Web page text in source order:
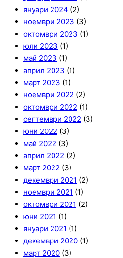
януари 2024 (2)
ноември 2023 (3)
октомври 2023 (1)
юли 2023 (1)
май 2023 (1)
април 2023 (1)
март 2023 (1)
ноември 2022 (2)
октомври 2022 (1)
септември 2022 (3)
юни 2022 (3)
май 2022 (3)
април 2022 (2)
март 2022 (3)
декември 2021 (2)
ноември 2021 (1)
октомври 2021 (2)
юни 2021 (1)
януари 2021 (1)
декември 2020 (1)
март 2020 (3)